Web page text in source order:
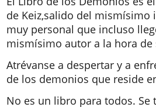
de Keiz,salido del mismísimo
muy personal que incluso
mismísimo autor a la hora de
Atrévanse a despertar y a
de los demonios que reside
No es un libro para todos.